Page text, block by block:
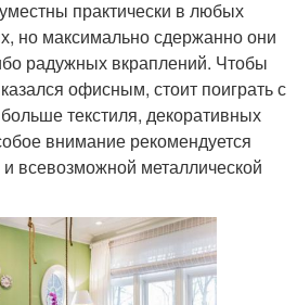
практически в любых
но максимально сдержанно они
радужных вкраплений. Чтобы
офисным, стоит поиграть с
текстиля, декоративных
внимание рекомендуется
и всевозможной металлической